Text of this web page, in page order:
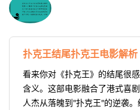
扑克王结尾扑克王电影解析
看来你对《扑克王》的结尾很
含义。这部电影融合了港式喜
人杰从落魄到"扑克王"的逆袭。